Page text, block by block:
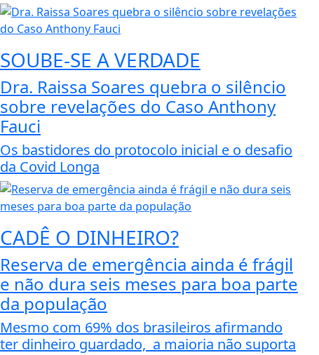
SOUBE-SE A VERDADE
Dra. Raissa Soares quebra o silêncio
sobre revelações do Caso Anthony
Fauci
Os bastidores do protocolo inicial e o desafio
da Covid Longa
CADÊ O DINHEIRO?
Reserva de emergência ainda é frágil
e não dura seis meses para boa parte
da população
Mesmo com 69% dos brasileiros afirmando
ter dinheiro guardado, a maioria não suporta